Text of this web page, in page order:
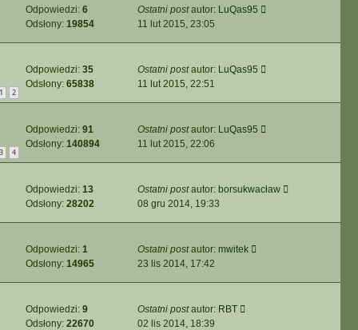
Odpowiedzi: 6
Odsłony: 19854
Ostatni postautor: LuQas95
11 lut 2015, 23:05
1 2
Odpowiedzi: 35
Odsłony: 65838
Ostatni postautor: LuQas95
11 lut 2015, 22:51
3 4
Odpowiedzi: 91
Odsłony: 140894
Ostatni postautor: LuQas95
11 lut 2015, 22:06
Odpowiedzi: 13
Odsłony: 28202
Ostatni postautor: borsukwacław
08 gru 2014, 19:33
Odpowiedzi: 1
Odsłony: 14965
Ostatni postautor: mwitek
23 lis 2014, 17:42
Odpowiedzi: 9
Odsłony: 22670
Ostatni postautor: RBT
02 lis 2014, 18:39